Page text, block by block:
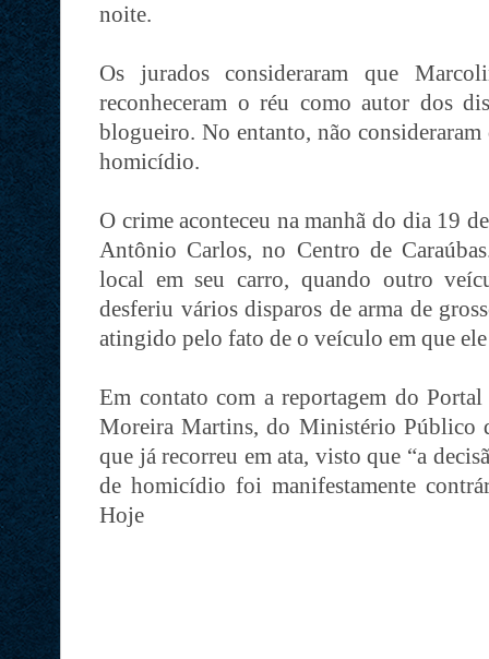
noite.
Os jurados consideraram que
reconheceram o réu como autor dos
blogueiro. No entanto, não
homicídio.
O crime aconteceu na manhã do dia 19
Antônio Carlos, no Centro de
local em seu carro, quando outro
desferiu vários disparos de arma de
atingido pelo fato de o veículo em que
Em contato com a reportagem do
Moreira Martins, do Ministério Público
que já recorreu em ata, visto que “a
de homicídio foi manifestamente
Hoje